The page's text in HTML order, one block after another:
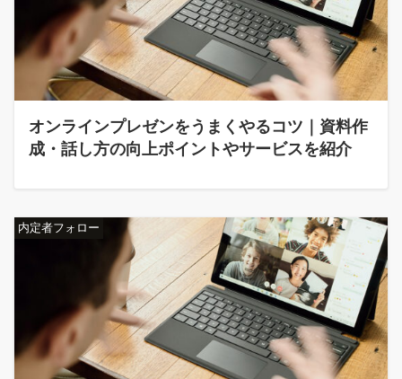
オンラインプレゼンをうまくやるコツ｜資料作
成・話し方の向上ポイントやサービスを紹介
内定者フォロー